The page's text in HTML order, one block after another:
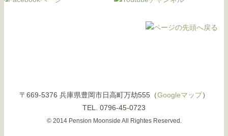
〒669-5376 兵庫県豊岡市日高町万劫555（Googleマップ）
TEL. 0796-45-0723
© 2014 Pension Moonside All Rightes Reserved.